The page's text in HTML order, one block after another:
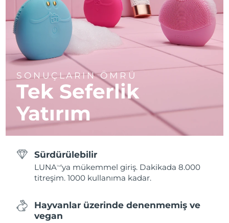
SONUÇLARIN ÖMRÜ
Tek Seferlik
Yatırım
Sürdürülebilir
LUNATM 'ya mükemmel giriş. Dakikada 8.000
titreşim. 1000 kullanıma kadar.
Hayvanlar üzerinde denenmemiş ve
vegan